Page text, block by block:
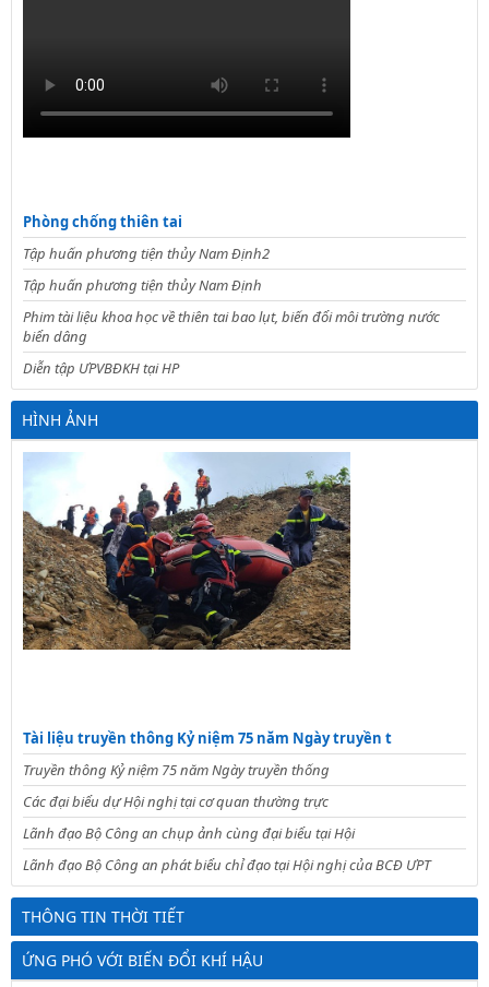
Phòng chống thiên tai
Tập huấn phương tiện thủy Nam Định2
Tập huấn phương tiện thủy Nam Định
Phim tài liệu khoa học về thiên tai bao lụt, biến đổi môi trường nước
biển dâng
Diễn tập ƯPVBĐKH tại HP
HÌNH ẢNH
Tài liệu truyền thông Kỷ niệm 75 năm Ngày truyền t
Truyền thông Kỷ niệm 75 năm Ngày truyền thống
Các đại biểu dự Hội nghị tại cơ quan thường trực
Lãnh đạo Bộ Công an chụp ảnh cùng đại biểu tại Hội
Lãnh đạo Bộ Công an phát biểu chỉ đạo tại Hội nghị của BCĐ ƯPT
THÔNG TIN THỜI TIẾT
ỨNG PHÓ VỚI BIẾN ĐỔI KHÍ HẬU